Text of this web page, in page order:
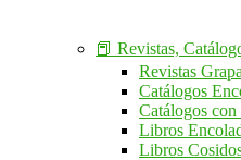
📕 Revistas,
Revistas
Catálogos
Catálogos con
Libros
Libros